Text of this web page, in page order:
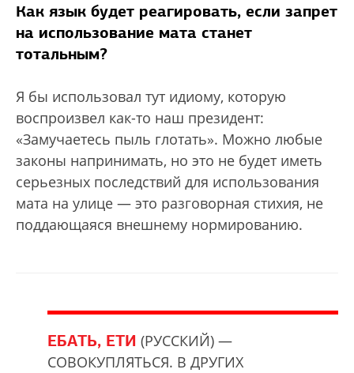
Как язык будет реагировать, если запрет
на использование мата станет
тотальным?
Я бы использовал тут идиому, которую
воспроизвел как-то наш президент:
«Замучаетесь пыль глотать». Можно любые
законы напринимать, но это не будет иметь
серьезных последствий для использования
мата на улице — это разговорная стихия, не
поддающаяся внешнему нормированию.
ЕБАТЬ, ЕТИ (РУССКИЙ) —
СОВОКУПЛЯТЬСЯ. В ДРУГИХ